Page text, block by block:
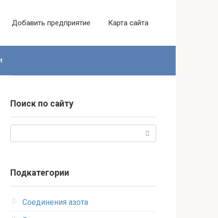
Добавить предприятие Карта сайта
Поиск по сайту
Подкатегории
Соединения азота